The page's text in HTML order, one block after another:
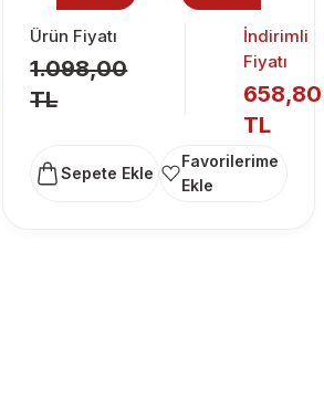
Ürün Fiyatı
1.098,00
TL
İndirimli
Fiyatı
658,80
TL
Sepete Ekle